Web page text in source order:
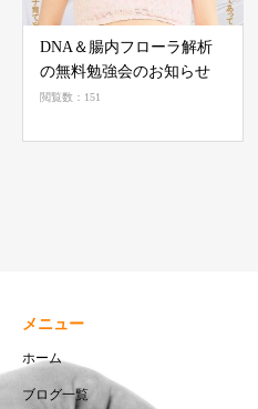
DNA＆腸内フローラ解析
の無料勉強会のお知らせ
閲覧数：151
メニュー
ホーム
ブログ一覧